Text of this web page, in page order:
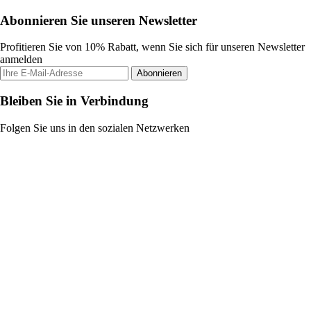
Abonnieren Sie unseren Newsletter
Profitieren Sie von 10% Rabatt, wenn Sie sich für unseren Newsletter
anmelden
Abonnieren
Bleiben Sie in Verbindung
Folgen Sie uns in den sozialen Netzwerken